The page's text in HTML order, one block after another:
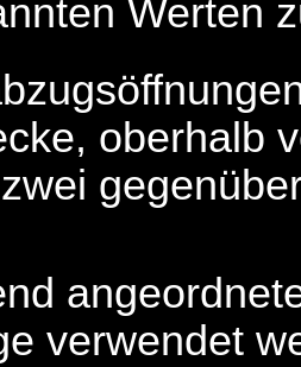
Werten
oberhalb
verwendet